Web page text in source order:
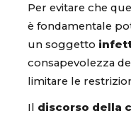
Per evitare che
è fondamentale
un soggetto
consapevolezza
limitare le
Il discorso della